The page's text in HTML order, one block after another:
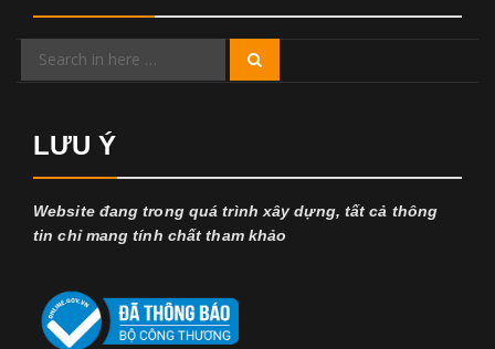
Search
LƯU Ý
Website đang trong quá trình xây dựng, tất cả thông
tin chỉ mang tính chất tham khảo